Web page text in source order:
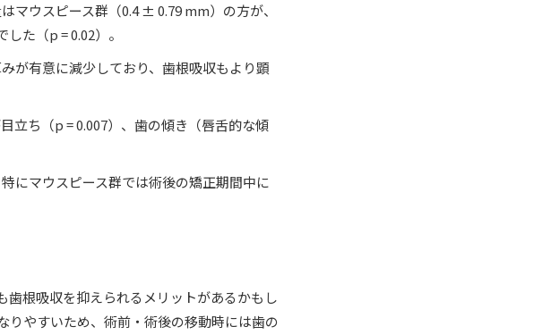
マウスピース群（0.4 ± 0.79 mm）の方が、
た（p = 0.02）。
が有意に減少しており、歯根吸収もより顕
立ち（p = 0.007）、歯の傾き（唇舌的な傾
にマウスピース群では術後の矯正期間中に
根吸収を抑えられるメリットがあるかもし
りやすいため、術前・術後の移動時には歯の